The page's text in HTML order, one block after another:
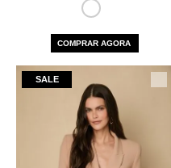
COMPRAR AGORA